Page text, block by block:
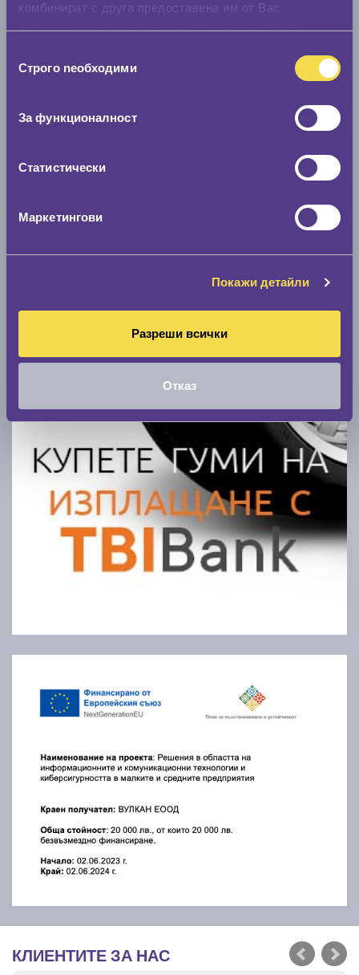
комбинират с друга предоставена им от Вас
наСтрого nеобходими
За функционалност
Статистически
Маркетингови
Покажи детайли
Разреши всички
Отказ
Намери гуми с новия размер
Марка
Покажи гуми
КЛИЕНТИТЕ ЗА НАС